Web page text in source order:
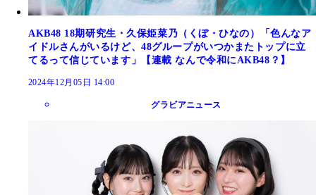
AKB48 18期研究生・久保姫菜乃（くぼ・ひなの）「色んなア
イドルさんがいるけど、48グループがいつかまたトップに立
てるって信じています」【連載 なんで令和にAKB48？】
2024年12月05日 14:00
グラビアニュース